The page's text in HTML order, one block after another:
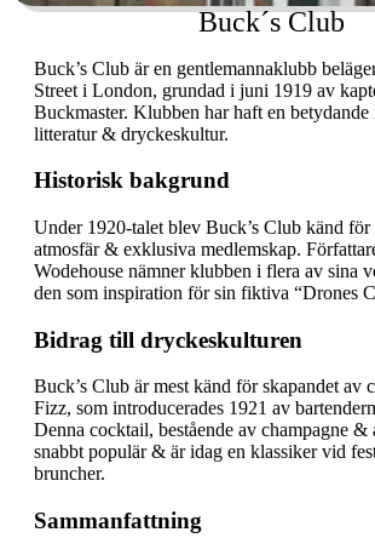
Buck´s Club
Buck’s Club är en gentlemannaklubb
Street i London, grundad i juni 1919 av
Buckmaster. Klubben har haft en betydande
litteratur & dryckeskultur.
Historisk bakgrund
Under 1920-talet blev Buck’s Club känd för
atmosfär & exklusiva medlemskap.
Wodehouse nämner klubben i flera av sina
den som inspiration för sin fiktiva “Drones
Bidrag till dryckeskulturen
Buck’s Club är mest känd för skapandet av
Fizz, som introducerades 1921 av
Denna cocktail, bestående av champagne
snabbt populär & är idag en klassiker vid
bruncher.
Sammanfattning